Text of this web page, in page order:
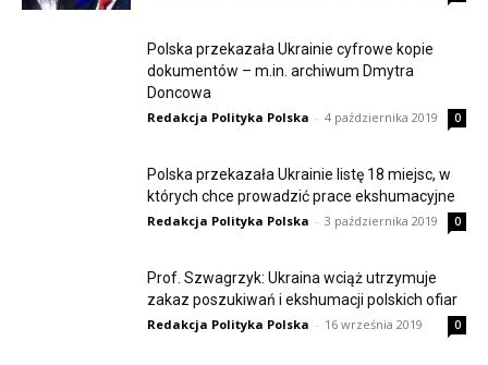
Polska przekazała Ukrainie cyfrowe kopie
dokumentów – m.in. archiwum Dmytra
Doncowa
Redakcja Polityka Polska - 4 października 2019 0
Polska przekazała Ukrainie listę 18 miejsc, w
których chce prowadzić prace ekshumacyjne
Redakcja Polityka Polska - 3 października 2019 0
Prof. Szwagrzyk: Ukraina wciąż utrzymuje
zakaz poszukiwań i ekshumacji polskich ofiar
Redakcja Polityka Polska - 16 września 2019 0